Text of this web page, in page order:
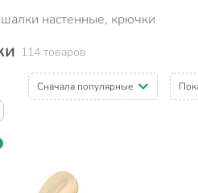
настенные, крючки
114 товаров
Сначала популярные